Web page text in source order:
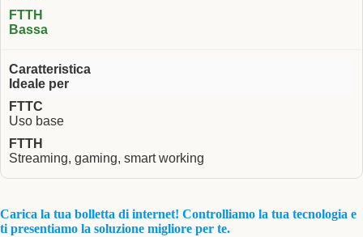
Bassa
Ideale per
Uso base
Streaming, gaming, smart working
Carica la tua bolletta di internet! Controlliamo la tua tecnologia e
ti presentiamo la soluzione migliore per te.